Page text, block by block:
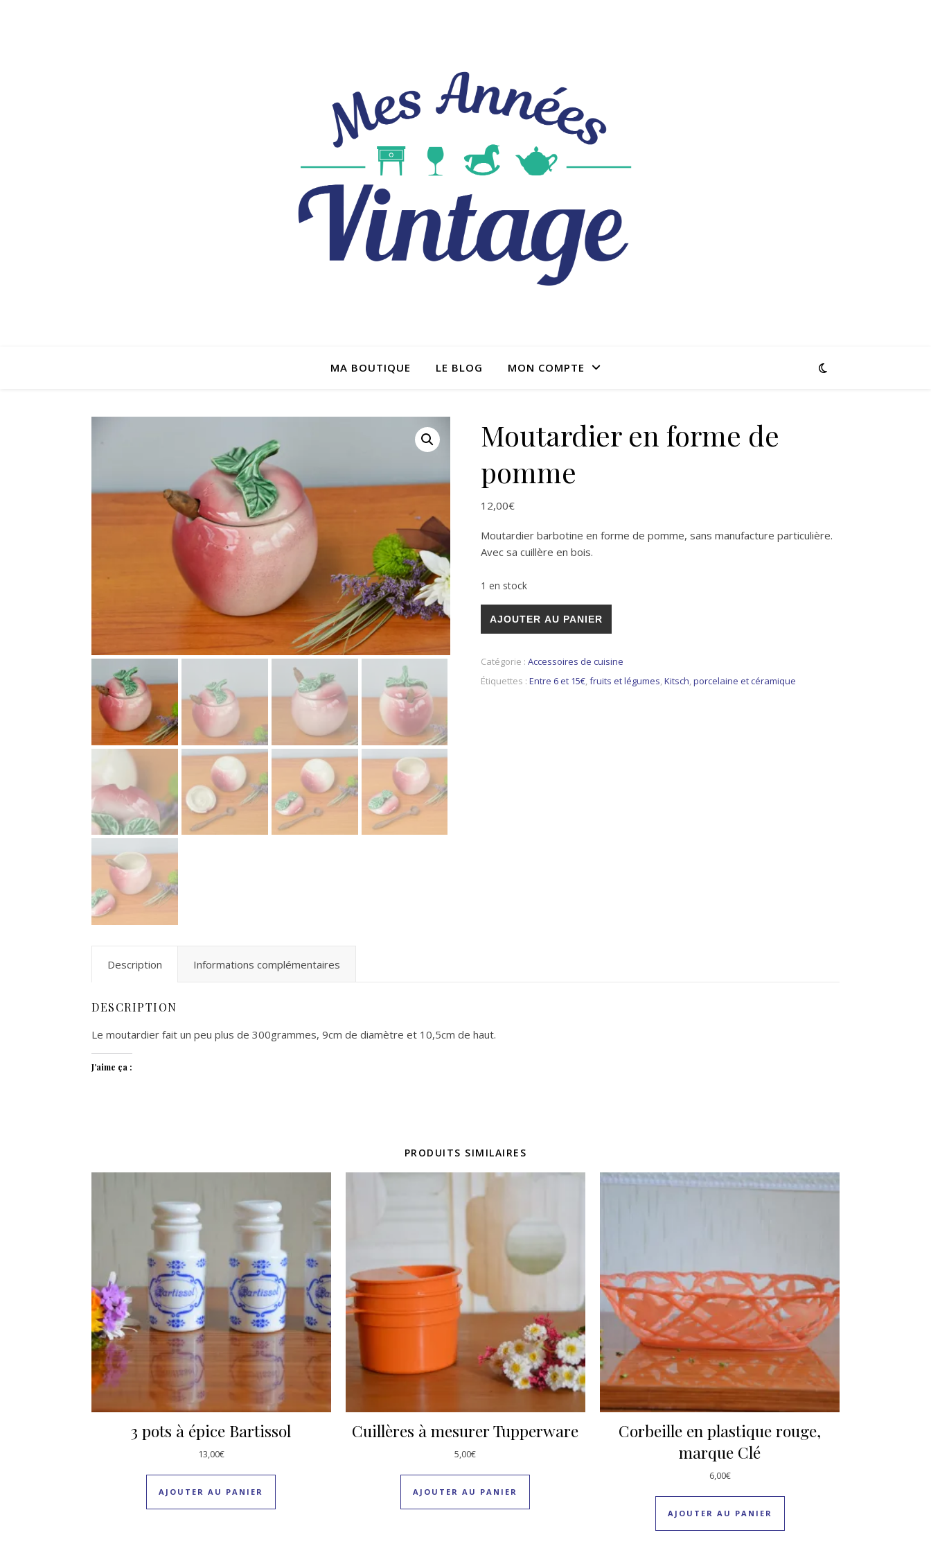
MA BOUTIQUE LE BLOG MON COMPTE
Moutardier en forme de
pomme
12,00€
Moutardier barbotine en forme de pomme, sans manufacture particulière.
Avec sa cuillère en bois.
1 en stock
quantité de Moutardier en forme de pomme
AJOUTER AU PANIER
Catégorie : Accessoires de cuisine
Étiquettes : Entre 6 et 15€,fruits et légumes,Kitsch,porcelaine et céramique
Description Informations complémentaires
DESCRIPTION
Le moutardier fait un peu plus de 300grammes, 9cm de diamètre et 10,5cm de haut.
J’aime ça :
PRODUITS SIMILAIRES
3 pots à épice Bartissol
13,00€
AJOUTER AU PANIER
Cuillères à mesurer Tupperware
5,00€
AJOUTER AU PANIER
Corbeille en plastique rouge,
marque Clé
6,00€
AJOUTER AU PANIER